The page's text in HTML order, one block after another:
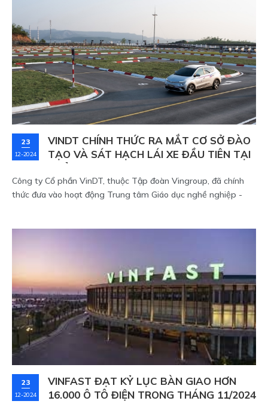
23
12-2024
VINDT CHÍNH THỨC RA MẮT CƠ SỞ ĐÀO
TẠO VÀ SÁT HẠCH LÁI XE ĐẦU TIÊN TẠI
QUẢNG NINH
Công ty Cổ phần VinDT, thuộc Tập đoàn Vingroup, đã chính
thức đưa vào hoạt động Trung tâm Giáo dục nghề nghiệp -
động) theo chương trình của Bộ Giao thông Vận tải.
23
12-2024
VINFAST ĐẠT KỶ LỤC BÀN GIAO HƠN
16.000 Ô TÔ ĐIỆN TRONG THÁNG 11/2024